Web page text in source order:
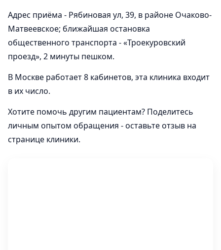
Адрес приёма - Рябиновая ул, 39, в районе Очаково-
Матвеевское; ближайшая остановка
общественного транспорта - «Троекуровский
проезд», 2 минуты пешком.
В Москве работает 8 кабинетов, эта клиника входит
в их число.
Хотите помочь другим пациентам? Поделитесь
личным опытом обращения - оставьте отзыв на
странице клиники.